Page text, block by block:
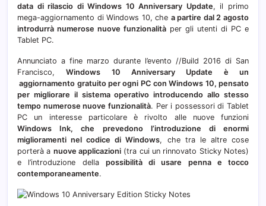
data di rilascio di Windows 10 Anniversary Update, il primo
mega-aggiornamento di Windows 10, che a partire dal 2 agosto
introdurrà numerose nuove funzionalità per gli utenti di PC e
Tablet PC.
Annunciato a fine marzo durante l’evento //Build 2016 di San
Francisco,Windows 10 Anniversary Update è un
aggiornamento gratuito per ogni PC con Windows 10, pensato
per migliorare il sistema operativo introducendo allo stesso
tempo numerose nuove funzionalità. Per i possessori di Tablet
PC un interesse particolare è rivolto alle nuove funzioni
Windows Ink, che prevedono l’introduzione di enormi
miglioramenti nel codice di Windows, che tra le altre cose
porterà a nuove applicazioni (tra cui un rinnovato Sticky Notes)
e l’introduzione della possibilità di usare penna e tocco
contemporaneamente.